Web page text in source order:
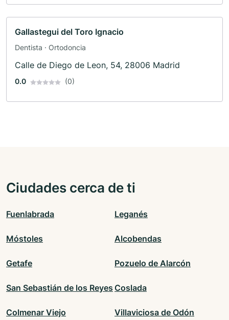
Gallastegui del Toro Ignacio
Dentista · Ortodoncia
Calle de Diego de Leon, 54, 28006 Madrid
0.0 (0)
Ciudades cerca de ti
Fuenlabrada Leganés
Móstoles Alcobendas
Getafe Pozuelo de Alarcón
San Sebastián de los Reyes Coslada
Colmenar Viejo Villaviciosa de Odón